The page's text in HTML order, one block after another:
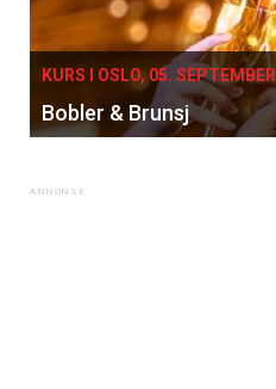
KURS I OSLO, 05. SEPTEMBER
Bobler & Brunsj